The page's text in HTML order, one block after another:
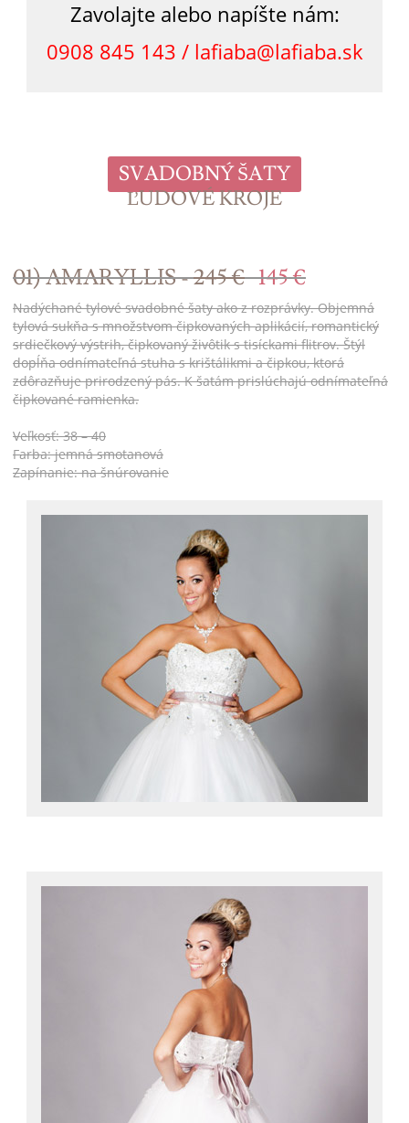
Zavolajte alebo napíšte nám:
0908 845 143 / lafiaba@lafiaba.sk
SVADOBNÝ ŠATY
ĽUDOVÉ KROJE
01) AMARYLLIS -245 € 145 €
Nadýchané tylové svadobné šaty ako z rozprávky. Objemná
tylová sukňa s množstvom čipkovaných aplikácií, romantický
srdiečkový výstrih, čipkovaný živôtik s tisíckami flitrov. Štýl
dopĺňa odnímateľná stuha s krištálikmi a čipkou, ktorá
zdôrazňuje prirodzený pás. K šatám prislúchajú odnímateľná
čipkované ramienka.
Veľkosť: 38 – 40
Farba: jemná smotanová
Zapínanie: na šnúrovanie